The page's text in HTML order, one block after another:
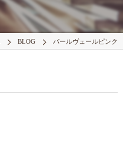
BLOG パールヴェールピンク